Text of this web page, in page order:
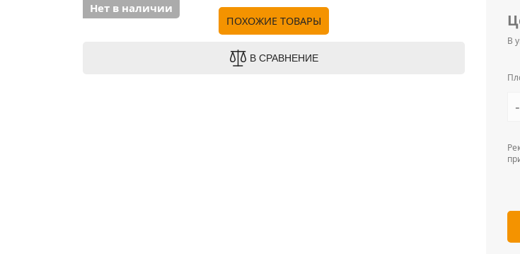
Нет в наличии
ПОХОЖИЕ ТОВАРЫ
В СРАВНЕНИЕ
В
-